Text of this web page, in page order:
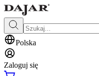
Polska
Zaloguj się